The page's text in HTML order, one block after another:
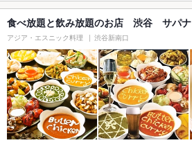
食べ放題と飲み放題のお店 渋谷 サパナ
アジア・エスニック料理 渋谷新南口